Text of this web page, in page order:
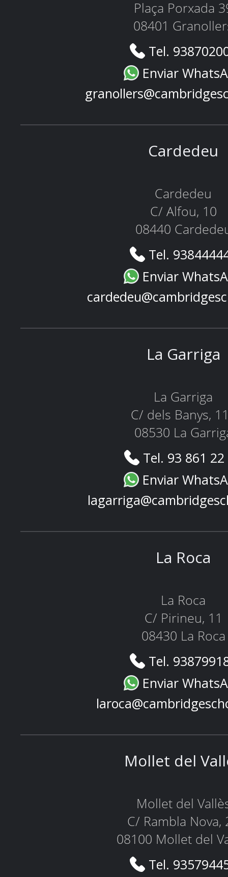
Plaça Porxada
08401
Tel.
Enviar
Cardedeu
Cardedeu
C/ Alfou, 10
08440
Tel.
Enviar
La Garriga
La Garriga
C/ dels Banys,
08530 La
Tel. 93 861
Enviar
La Roca
La Roca
C/ Pirineu, 11
08430 La Roca
Tel.
Enviar
Mollet del
Mollet del
C/ Rambla Nova,
08100 Mollet del
Tel.